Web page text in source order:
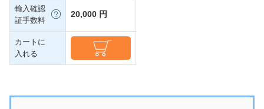
輸入確認
証手数料
20,000 円
カートに
入れる